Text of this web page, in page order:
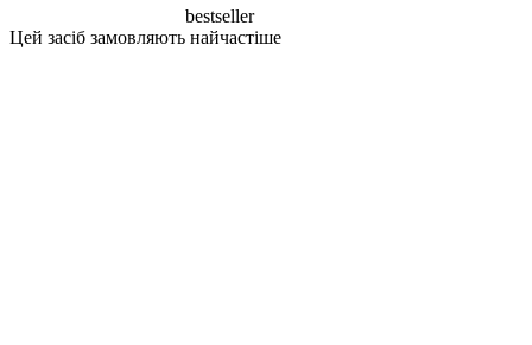
bestseller
Цей засіб замовляють найчастіше